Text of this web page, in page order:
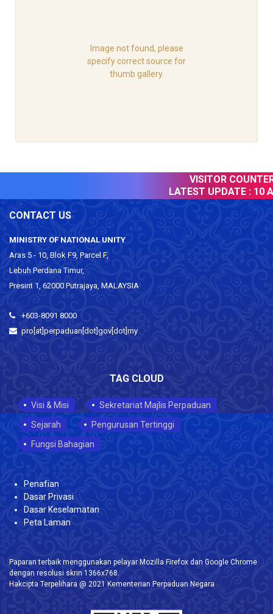
Image not found, please
specify correct source for
thumb gallery.
VISITOR COUNTER
LATEST UPDATE : 10
CONTACT US
MINISTRY OF NATIONAL UNITY
Aras 5 - 10, Blok F9, Parcel F,
Lebuh Perdana Timur,
Presint 1, 62000 Putrajaya, MALAYSIA
+603-8091 8000
pro[at]perpaduan[dot]gov[dot]my
TAG CLOUD
Visi & Misi
Sekretariat Majlis Perpaduan
Sejarah
Pengurusan Tertinggi
Fungsi Bahagian
Penafian
Dasar Privasi
Dasar Keselamatan
Peta Laman
Paparan terbaik menggunakan pelayar Mozilla Firefox dan Google Chrome
dengan resolusi skrin 1366x768.
Hakcipta Terpelihara @ 2021 Kementerian Perpaduan Negara